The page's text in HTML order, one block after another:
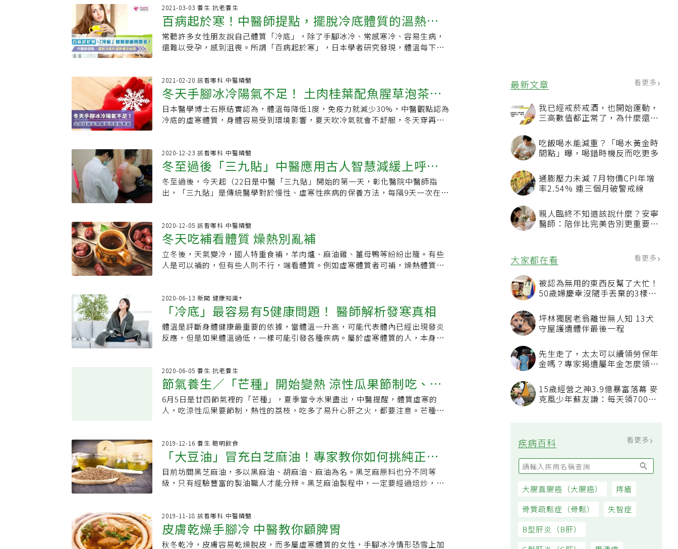
我已經戒菸戒酒，也開始運動，
三高數值都正常了，為什麼還不
能停藥？
吃飯喝水能減重？「喝水黃金時
間點」曝，喝錯時機反而吃更多
率2.54% 連三個月破警戒線
高處，往食指側按壓則有感。② 內關穴：位於腕關節內側，腕橫紋上量三指寬(2
寸)，兩筋之間。內關穴位可以處理胸滿脹痛、噁心嘔吐。③ 足三里穴：位於膝蓋
外側向下3大約四指寬處。3.茶飲將所有藥材用過濾袋裝好，放進茶壺中。第1
泡，先用少量的水沖洗藥材倒出；第2泡，用600毫升的溫熱水，悶泡10~15分
鐘，藥材可重覆加水回沖，直到沒有味道為止。① 山楂陳皮茶山楂健脾開胃、陳
茶消除不適。民眾雖可嘗試以上茶飲來緩解腸胃不適症狀，不過每個人的體質有
所不同，建議還是由您的中醫師為您把關最安心。
沿著兩條筋的中間往上兩吋，約三手指寬處）：可穩定情緒。
取健脾利濕的食物，例如白蘿蔔、黃瓜、冬瓜等。6.濕熱體質：濕熱體質的民
眾，常會有油光滿面的情況，且時常覺得口苦、舌苔黃膩，飲食建議可吃清熱化
濕、性平篇甘寒的食物，例如芹菜、白菜、苦瓜等。7.氣鬱體質：氣鬱體質族
群，時常會感到心情抑鬱、憂鬱，飲食建議可選擇疏肝行氣、解鬱的食物，像是
菠菜、麥芽、白蘿蔔等都是很好的選擇。8.血瘀體質：血瘀體質者的症狀，皮膚
為特殊，常見症狀如過敏，像是氣喘、咽喉發癢、鼻塞、流噴嚏等，也容易有蕁
麻疹、濕疹、藥物過敏、哮喘、花粉症等問題，另外也包括了遺傳疾病等先天疾
病，飲食上會視當下疾病及症狀建議及調整。 補得多不如吃得巧，視體質飲食更
有助健康！ 郭祐睿院長表示，民眾在養生進補前先與中醫師詳細評估、了解體
鍋物未必適合每個人，特別是有癌症、三高、糖尿病、自體免疫疾病等族群更要
謹慎，否則補再多若不適合也是枉然。除此之外，日常也應保持多色飲食的習
慣，並多以原型食物為主，避免加工食物，飲食三低一高，也就是低鹽、低糖、
低油、高纖維，比起胡亂進補養生，正確的飲食觀念對健康更有幫助！ 《延伸閱
讀》 ．從中醫五行看食物顏色養生！郭祐睿院長：吃對更有利健康。 ．進補因人
逐瘀湯；熱證明顯常用龍膽瀉肝湯或是牡丹皮、益母草等，搭配化瘀藥例如桃紅
四物湯、桂枝茯苓丸；針對經痛較明顯的病人，可用延胡索、芍藥來達到止痛效
果。有陰虛、燥熱狀態，可用當歸、生地、芍藥來滋陰。囊腫超過5公分建議先行
就醫 輕度可按摩搭配茶飲調理子宮內膜異位病人如果有急性症狀，例如腹痛難
放鬆肌肉，減輕疼痛。經期前5至7天也可按摩幾處穴位，例如婦科要穴「三陰
交」，左右各按壓1分鐘，對調理子宮有很好的效果，孕婦則不宜。此外，按摩臍
下4寸的「中極穴」、中極左右旁開3寸的「子宮穴」，也有助調理婦科疼痛，建
議平躺搭配精油揉按，切忌過度用力，怕冷的人可搭配熱敷或艾灸。胡玉芳並提
供適合輕度子宮內膜異位及經痛者調理的茶飲，生理期前5至7天飲用1周，可改善
女貞子3錢、牡丹皮2錢▸作法：藥材先以冷水洗淨，水蓋過藥材浸泡約30分鐘。
以中火煮滾，轉小火再煮20分鐘，剩約1至2碗湯汁，濾渣後即可飲用。▸適用：
益母草偏涼，補血調經；女貞子入腎經，安五臓養精神；牡丹皮微寒入腎經，消
瘀血；紅棗益氣養血。胡玉芳提醒，子宮內膜異位症是與荷爾蒙或免疫相關的發
睡眠，避免熬夜，並保持心情愉快，對治療有所幫助。至於有些女性會在經期喝
紅糖水，從中醫角度來看，糖是濕熱物質，對舒緩發炎疼痛並無助益，尤其濕熱
體質並不適合飲用。★本文經《NOW健康》授權刊登，原文刊載於此★關心健康
生活大小事，點此進入【NOW健康】
事物較為敏感，且不易調整，像夏天開冷氣不舒服、冬天穿再多還是手腳冷、吹
到風就打噴嚏、吃冰冷食物就拉肚子等。趙品諭表示，「冷底」嚴格定義是指重
病、長年痼疾、年老體衰等身體機能退化，若僅冬天手腳冰冷，夏天和正常人一
樣，就算是亞健康狀態，不全算是冷底。趙品諭指出，中醫調理通常會先從脾腎
著手增強陽氣，例如用辛熱乾薑補脾、強心成分的附子補腎，肉桂性熱，也具有
礎代謝率，可多補充蛋白質，如羊肉等辛溫大補食材。料理時可使用肉桂、孜
然、辣椒、八角、茴香、薑等辛香料酌量入菜，產生熱度；日常作息方面，現代
人常熬夜，陽氣過度耗散，建議冬天早睡晚起，待白天較溫暖後再出門，維持運
動習慣，但天冷時可改在室內，不要到戶外吹冷風。
2021-03-03 養生.抗老養生
百病起於寒！中醫師提點，擺脫冷底體質的溫熱養
生祕訣
常聽許多女性朋友說自己體質「冷底」，除了手腳冰冷、常感寒冷、容易生病，
還難以受孕，感到沮喪。所謂「百病起於寒」，日本學者研究發現，體溫每下降
示，中醫看「冷底」的虛寒體質，與陽氣不足有關，通常會從脾腎著手來增強陽
氣。除了使用藥材與針灸來改善，冬天應早睡晚醒，避免陽氣過度耗散。 體內暖
流若運行不順，對影響陽氣的事物總會特別敏感且不易調整，例如，夏天開冷氣
會不舒服、冬天穿再多還是手腳冰冷；或是吹到風就打噴嚏、吃冰冷食物就拉肚
子等。 真冷底、假冷底，傻傻分不清 趙品諭指出，陽氣不足可顯現在身體各部
手術多次、年老體衰等。 她進一步說明，如果只有冬天手腳冰冷，夏天和正常人
一樣，算是亞健康狀態，不全然算是冷底。而中醫調理「冷底」體質，會從兩方
向著手，趙品諭提醒，中藥材藥性強，須由中醫師調配服用為宜。 中醫調理冷底
體質，分成兩方向進行 真的是冷底體質！所謂：「脾為後天之本，腎為先天之
果不是真冷底，只是容易手腳冰冷，最常用的方法是喝「薑茶」來改善。她特別
提供一道簡易茶飲，以容易取得的土肉桂葉為主，它和肉桂同樣具驅寒溫陽之
效，劑量較為溫和；搭配魚腥草或金銀花，降低辛辣度。 肉桂暖身茶飲 藥材：土
肉桂葉、魚腥草或金銀花 煮法：1人份取3、4片土肉桂葉，添加魚腥草或金銀花
約0.5錢，放入500cc的水，煎煮至水滾即可。 TIPS：白天飲用適量為佳，不宜
每次灸20至30分鐘，2、3天灸一次，而真正冷底的人可以每天灸。 雖然坊間有販
售艾灸相關產品，但不建議自行使用，因為有些人體質不適合，甚至會過敏，應
諮詢中醫師，由專業人員協助使用。此外，可在冬至後的3個9天敷貼「三九
貼」，運用辛溫藥物刺激穴道，達到溫養經絡、保暖去寒之效。 趙品諭說，從西
桂、孜然、辣椒、八角、茴香、薑等酌量入菜。 日常作息方面，現代人常熬夜，
會造成陽氣過度耗散，尤其是，天寒時更應早睡晚醒，白天等日出後再外出活動
比較不會受涼。她呼籲，也應維持規律運動習慣，風大時最好在室內運動，別到
戶外吹風。
2021-02-20 該看哪科.中醫精髓
冬天手腳冰冷陽氣不足！ 土肉桂葉配魚腥草泡茶驅
寒氣
日本醫學博士石原結實認為，體溫每降低1度，免疫力就減少30%，中醫觀點認為
冷底的虛寒體質，身體容易受到環境影響，夏天吹冷氣就會不舒服，冬天穿再多
不足有關。通常會從脾腎著手來增強陽氣，除了使用藥材與針灸來改善，冬天應
早睡晚醒，避免陽氣過度耗散。台北市立聯合醫院昆明院區中醫科醫師趙品諭表
示，俗稱「冷底」的虛寒體質，與陽氣不足有關，內暖流運行不順，對影響陽氣
的事物特別敏感且不易調整。趙品諭補充，例如夏天開冷氣會不舒服、冬天穿再
多還是手腳冰冷；或是吹到風就打噴嚏、吃冰冷食物就拉肚子等；另外，陽氣不
病、長年痼疾、手術多次、年老體衰等身體機能退化，但只有冬天手腳冰冷，夏
天和正常人一樣，算是亞健康狀態，不全然算是冷底。趙品諭表示，中醫調理
「冷底」的方式，分為2大方向，所謂「脾為後天之本，腎為先天之本」，通常會
從脾腎著手來增強陽氣。例如，以辛熱的乾薑補脾，可溫中散寒；具強心成分的
底，只是容易手腳冰冷，最有用的方法是喝「薑茶」來改善。趙品諭提供簡易茶
飲，以土肉桂葉為主角，和肉桂同樣具有驅寒溫陽之效，但容易取得，劑量較為
溫和，可搭配魚腥草或金銀花，降低辛辣度。白天飲用適量為佳，不宜晚上喝，
以免太刺激導致失眠。趙品諭也說，中醫也會以艾灸方式來溫熱穴位以增強陽
氣，將艾絨放在肚臍附近的「氣海」及「關元」穴，每次灸20至30分鐘，2、3天
在冬至後的3個9天敷貼，運用辛溫藥物刺激穴道，達到溫養經絡、保暖去寒效
果。趙品諭說，從西醫角度，提升陽氣就是拉高基礎代謝率，可多補充蛋白質，
像羊肉是辛溫大補的食材；而外形像大腦的核桃，具溫肺補腎效果，料理時不妨
使用辛香料。趙品諭補充，如肉桂、孜然、辣椒、八角、茴香、薑等酌量入菜，
時最好在室內做，不要到戶外吹風運動。★本文經《NOW健康》授權刊登，原文
刊載於此★關心健康生活大小事，點此進入【NOW健康】
2020-12-23 該看哪科.中醫精髓
冬至過後「三九貼」中醫應用古人智慧減緩上呼吸
道過敏
冬至過後，今天起（22日是中醫「三九貼」開始的第一天，彰化醫院中醫師指
出，「三九貼」是傳統醫學對於慢性、虛寒性疾病的保養方法，每隔9天一次在穴
醫院接受「三九貼」治療，今年她的鼻過敏症狀明顯好轉，今天回院進行第二年
的「三九貼」。41歲的楊姓病患小時候就有過敏性鼻炎，節氣變化期間，起床後
猛打噴嚏，1天用完1包衛生紙如家常便飯，他看到朋友「三九貼」療效不錯，今
天到院治療。彰化醫院中醫師梁惠宇表示，時序入冬，因呼吸道不適到中醫門診
就醫的病人明顯變多，其中以鼻過敏、氣喘、反覆感冒的患者最常見，或許可嘗
貼」，現代人要工作，較難配合，其實只要在冬至後的1個月內做3次至4次的中藥
敷貼，可有一定療效。「三九貼」常用的藥材為溫補、通經、散寒、平喘的藥
物，例如甘遂、白芥子、細辛、延胡索、丁香、乾薑等，研成粉末後調入薑汁做
成藥餅小顆粒，敷貼6至10個於大椎、肺俞、膏肓、定喘、脾俞、腎俞等穴位上，
宇表示，在實證醫學上，已有多篇國際期刊論文研究顯示「三九貼」可以改善過
敏性鼻炎不適，減輕氣喘症狀，更能改善患者的肺活量與吐氣速度，對日久不癒
的慢性疾病及女性痛經、不孕的虛寒體質改善也有效，但孕婦、2歲以下的幼童、
嚴重心肺功能不全者、急性感冒、疾病發作期等人不宜，治療前一定要經專業中
醫師評估，一般建議是持續治療3個冬季，效果更好。
2020-12-05 該看哪科.中醫精髓
冬天吃補看體質 燥熱別亂補
立冬後，天氣變冷，國人特重食補，羊肉爐、麻油雞、薑母鴨等紛紛出籠。有些
人是可以補的，但有些人則不行，端看體質。例如虛寒體質者可補，燥熱體質若
話，則要小心應對。所謂「虛寒」是陽氣虛衰的一種表現，大多因為先天稟賦不
足、飲食勞倦、久病虛損等原因造成，常見四肢冰冷、倦怠、面白神倦、腰膝痠
軟、脈虛弱等症。台灣地處亞熱帶，天氣炎熱潮濕，許多人喜食冰冷瓜果、常吹
冷氣，現代人生活壓力大，飲食不節，日夜不分，使得許多人都有虛寒體質。女
性易手腳冰冷、老人血壓較低，多屬虛寒體質。若屬腎陽虛者，可食用桂附地黃
若為氣血兩虛，可用八珍湯或十全大補湯。以上方劑藥物，要經醫師確診後，方
可隨症加減用藥，不可擅自作主服用。
2020-06-13 新聞.健康知識+
「冷底」最容易有5健康問題！ 醫師解析發寒真相
體溫是評斷身體健康最重要的依據，當體溫一升高，可能代表體內已經出現發炎
反應，但是如果體溫過低，一樣可能引發各種疾病。屬於虛寒體質的人，本身因
的人，很容易感冒、經常鼻子過敏、頭痛，而且容易發胖，至於女性經常有內分
泌的問題、男性則會影響性功能，甚至可能因為體溫低、代謝變差而出現三高疾
病、中風，或者是讓免疫力下降，嚴重時，還有可能導致腫瘤的發生。 1、血循
變慢，體重飆升 人體體溫每下降1℃，基礎代謝率就會減少約12%，身體的基礎
代謝變差之後，就容易導致肥胖。另一方面，身體一旦感覺寒冷，體內的血管為
源，順利運送到全身各個細胞，身體所需的酵素、養分、白血球、抗體等物質，
就無法經由血液運送到全身，自然也無法順利排出體外，當這些物質儲存囤積在
體內，就會造成肥胖。 2、代謝變差，三高上身 如果新陳代謝好、生活習慣佳，
吃下肚的脂肪以及糖分等物質，就容易被分解代謝掉，但是虛寒體質的人體溫偏
死等心腦血管疾病的發生。 3、免疫力降，腫瘤細胞旺盛 有研究指出，當體溫上
升1℃，身體的免疫力會增加5～6倍，相反地，當體溫下降1℃，免疫力則會降低
約30%。 我們都知道免疫力是指白血球的活動力，當人體因為病毒或是細菌感染
2020-06-05 養生.抗老養生
節氣養生／「芒種」開始變熱 涼性瓜果節制吃、清
熱喝這四種飲品
6月5日是廿四節氣裡的「芒種」，夏季當令水果盡出，中醫提醒，體質虛寒的
人，吃涼性瓜果要節制，熱性的荔枝，吃多了易升心肝之火，都要注意。芒種，
埔」，意指如果芒種日下雨，就會連著下到五月；「芒種夏至，檨仔（芒果）落
蒂」，指的是台灣南部的芒果，在芒種後上市；「芒種逢雷美亦然，端陽有雨是
豐年」，意思則是，芒種的雨水，是豐收的預兆。西瓜、芒果、鳳梨、和荔枝都
是當令的水果，甜又多汁，但「凡瓜皆涼」，體質虛寒者，吃太多瓜類水果如西
瓜或香瓜，晚上可能會腹瀉，最好還是淺嘗即止。至於紅通通、熟透透的芒果，
著或嘴巴苦乾，有糖尿病等慢性病者，更不能多吃甜分這麼高的水果。而大啖芒
果，則可能皮膚發癢，產生皮膚過敏，有異位性皮膚炎者要節制口欲。冷天易感
冒，夏天則因為從冷氣房出來，一下子接觸熱空氣，產生風熱型感冒，患者症狀
2019-12-16 養生.聰明飲食
「大豆油」冒充白芝麻油！專家教你如何挑純正芝
麻油
目前坊間黑芝麻油，多以黑麻油、胡麻油、麻油為名。黑芝麻原料也分不同等
級，只有經驗豐富的製油職人才能分辨。黑芝麻油製程中，一定要經過焙炒，才
出既保留養分又香氣逼人的頂級芝麻油。焙炒過度的黑芝麻油略帶苦味，油色更
深；焙炒不足的黑芝麻油，則香氣不足且養分無法全然釋放。因此，一瓶上等黑
芝麻油在感官檢測中，目視必須為黑中帶紅的深琥珀色，入口則香味久久不散，
2019-11-18 該看哪科.中醫精髓
皮膚乾燥手腳冷 中醫教你顧脾胃
秋冬乾冷，皮膚容易乾燥脫皮，而多屬虛寒體質的女性，手腳冰冷情形恐雪上加